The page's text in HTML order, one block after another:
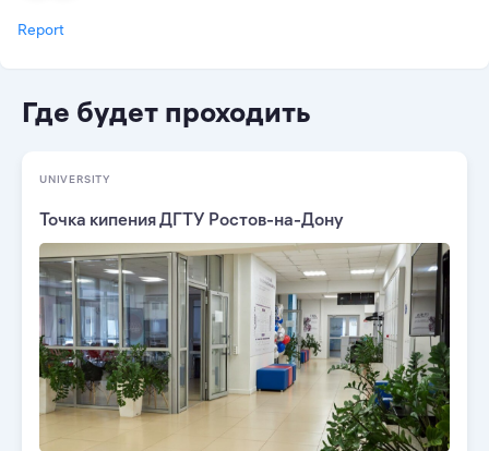
Report
Где будет проходить
UNIVERSITY
Точка кипения ДГТУ Ростов-на-Дону